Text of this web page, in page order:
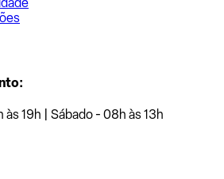
19h | Sábado - 08h às 13h